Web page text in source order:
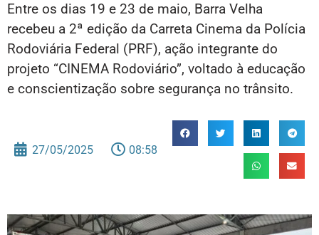
Entre os dias 19 e 23 de maio, Barra Velha
recebeu a 2ª edição da Carreta Cinema da Polícia
Rodoviária Federal (PRF), ação integrante do
projeto “CINEMA Rodoviário”, voltado à educação
e conscientização sobre segurança no trânsito.
27/05/2025 08:58